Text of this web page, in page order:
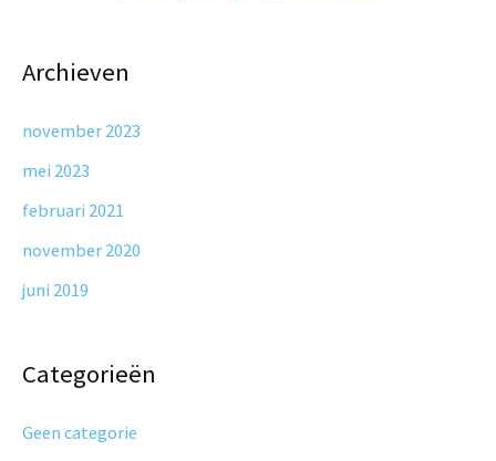
Archieven
november 2023
mei 2023
februari 2021
november 2020
juni 2019
Categorieën
Geen categorie